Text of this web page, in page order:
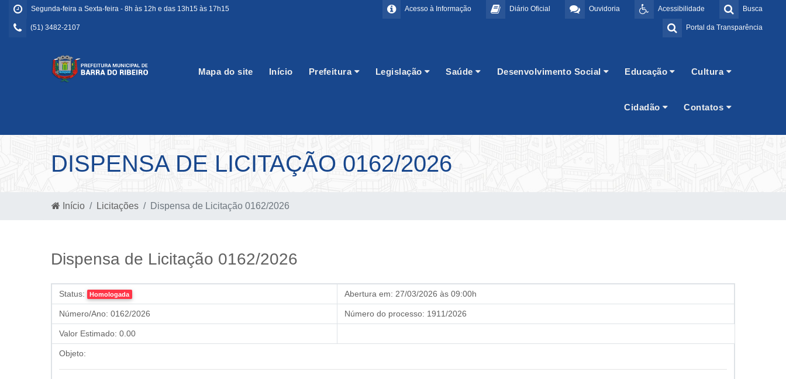
Segunda-feira a Sexta-feira - 8h às 12h e das 13h15 às 17h15
(51) 3482-2107
Busca
Acessibilidade
Ouvidoria
Diário Oficial
Acesso à Informação
Portal da Transparência
Mapa do site Início Prefeitura Legislação Saúde Desenvolvimento Social Educação Cultura
Cidadão Contatos
DISPENSA DE LICITAÇÃO 0162/2026
Início Licitações Dispensa de Licitação 0162/2026
Dispensa de Licitação 0162/2026
Status: Homologada Abertura em: 27/03/2026 às 09:00h
Número/Ano: 0162/2026 Número do processo: 1911/2026
Valor Estimado: 0.00
Objeto: